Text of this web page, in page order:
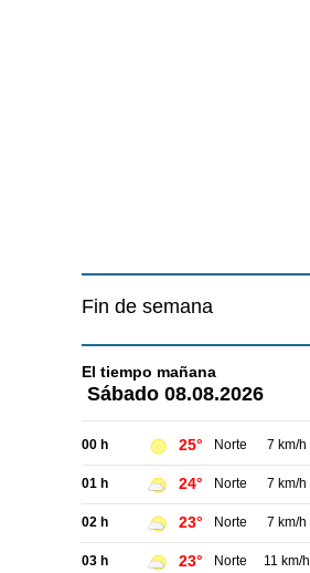
Fin de semana
El tiempo mañana
Sábado 08.08.2026
00 h 25° Norte 7 km/h
01 h 24° Norte 7 km/h
02 h 23° Norte 7 km/h
03 h 23° Norte 11 km/h